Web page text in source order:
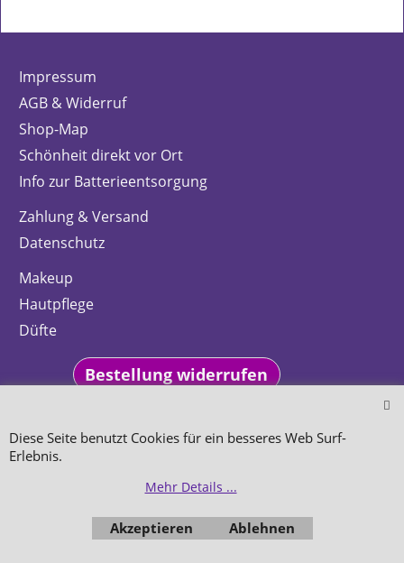
Impressum
AGB & Widerruf
Shop-Map
Schönheit direkt vor Ort
Info zur Batterieentsorgung
Zahlung & Versand
Datenschutz
Makeup
Hautpflege
Düfte
Bestellung widerrufen
ShopFactory Shop
Software.
Diese Seite benutzt Cookies für ein besseres Web Surf-
Erlebnis.
Mehr Details ...
Akzeptieren Ablehnen